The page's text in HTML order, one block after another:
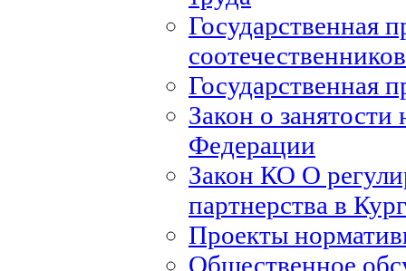
Государственная
соотечественников
Государственная
Закон о занятости
Федерации
Закон КО О
партнерства в
Проекты
Общественное